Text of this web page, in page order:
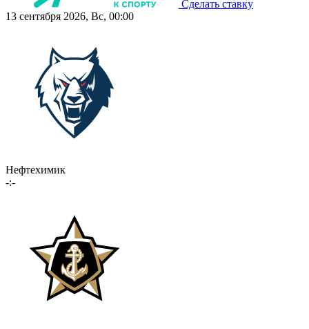
Сделать ставку
13 сентября 2026, Вс, 00:00
Нефтехимик
-:-